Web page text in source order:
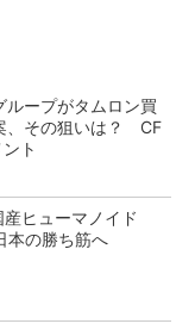
ループがタムロン買
、その狙いは？ CF
ト
ヒューマノイド
本の勝ち筋へ